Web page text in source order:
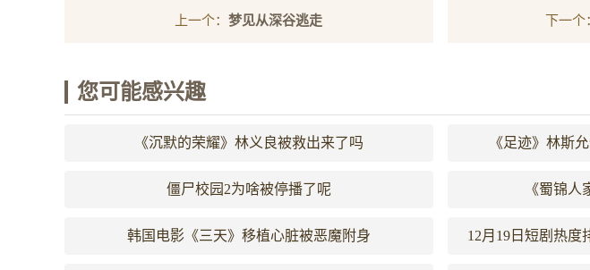
上一个：梦见从深谷逃走 下一个
您可能感兴趣
《沉默的荣耀》林义良被救出来了吗 《足迹》林斯
僵尸校园2为啥被停播了呢 《蜀锦
韩国电影《三天》移植心脏被恶魔附身 12月19日短剧热度